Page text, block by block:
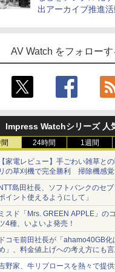
出アーカイブ推進活
AV Watch をフォローす
Impress Watchシリーズ 人
24時間 1週間
家電レビュー】手ごわい雑草と
の草刈機で完全勝利 掃除機感覚
島田社長、ソフトバンクのセ
イント使えるようにして」
スド「Mrs. GREEN APPLE」の
4種、いよいよ発売！
コモ前田社長が「ahamo40GB化
」、料金値上げへの考え方にも言
野家、牛リブロースを熱々で提